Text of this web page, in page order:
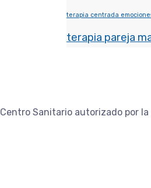
terapia centrada
terapia pareja
Centro Sanitario autorizado por